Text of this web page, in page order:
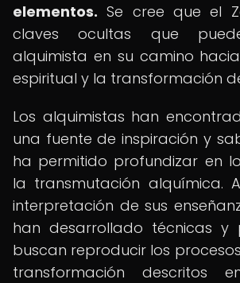
elementos. Se cree que el
claves ocultas que
alquimista en su camino
espiritual y la transformación
Los alquimistas han
una fuente de inspiración y
ha permitido profundizar en
la transmutación alquímica.
interpretación de sus
han desarrollado técnicas y
buscan reproducir los
transformación descritos